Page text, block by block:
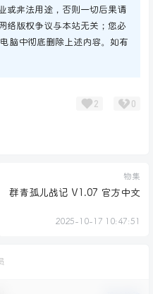
或非法用途，否则一切后果请
络版权争议与本站无关；您必
脑中彻底删除上述内容。如有
2 0
物集
群青孤儿战记 V1.07 官方中文
2025-10-17 10:47:51